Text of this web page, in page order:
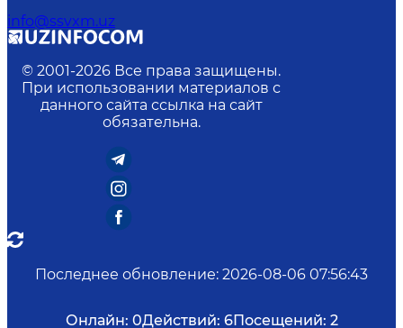
info@ssvxm.uz
© 2001-2026 Все права защищены.
При использовании материалов с
данного сайта ссылка на сайт
обязательна.
Последнее обновление: 2026-08-06 07:56:43
Онлайн: 0Действий: 6Посещений: 2